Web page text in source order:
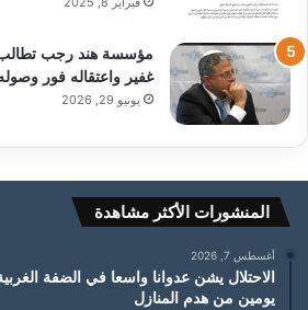
مؤسسة هند رجب تطالب
غفير واعتقاله فور
يونيو 29, 2026
المنشورات الأكثر مشاهدة
أغسطس 7, 2026
الاحتلال يشن عدوانا واسعا في الضفة
يومين من هدم المنازل